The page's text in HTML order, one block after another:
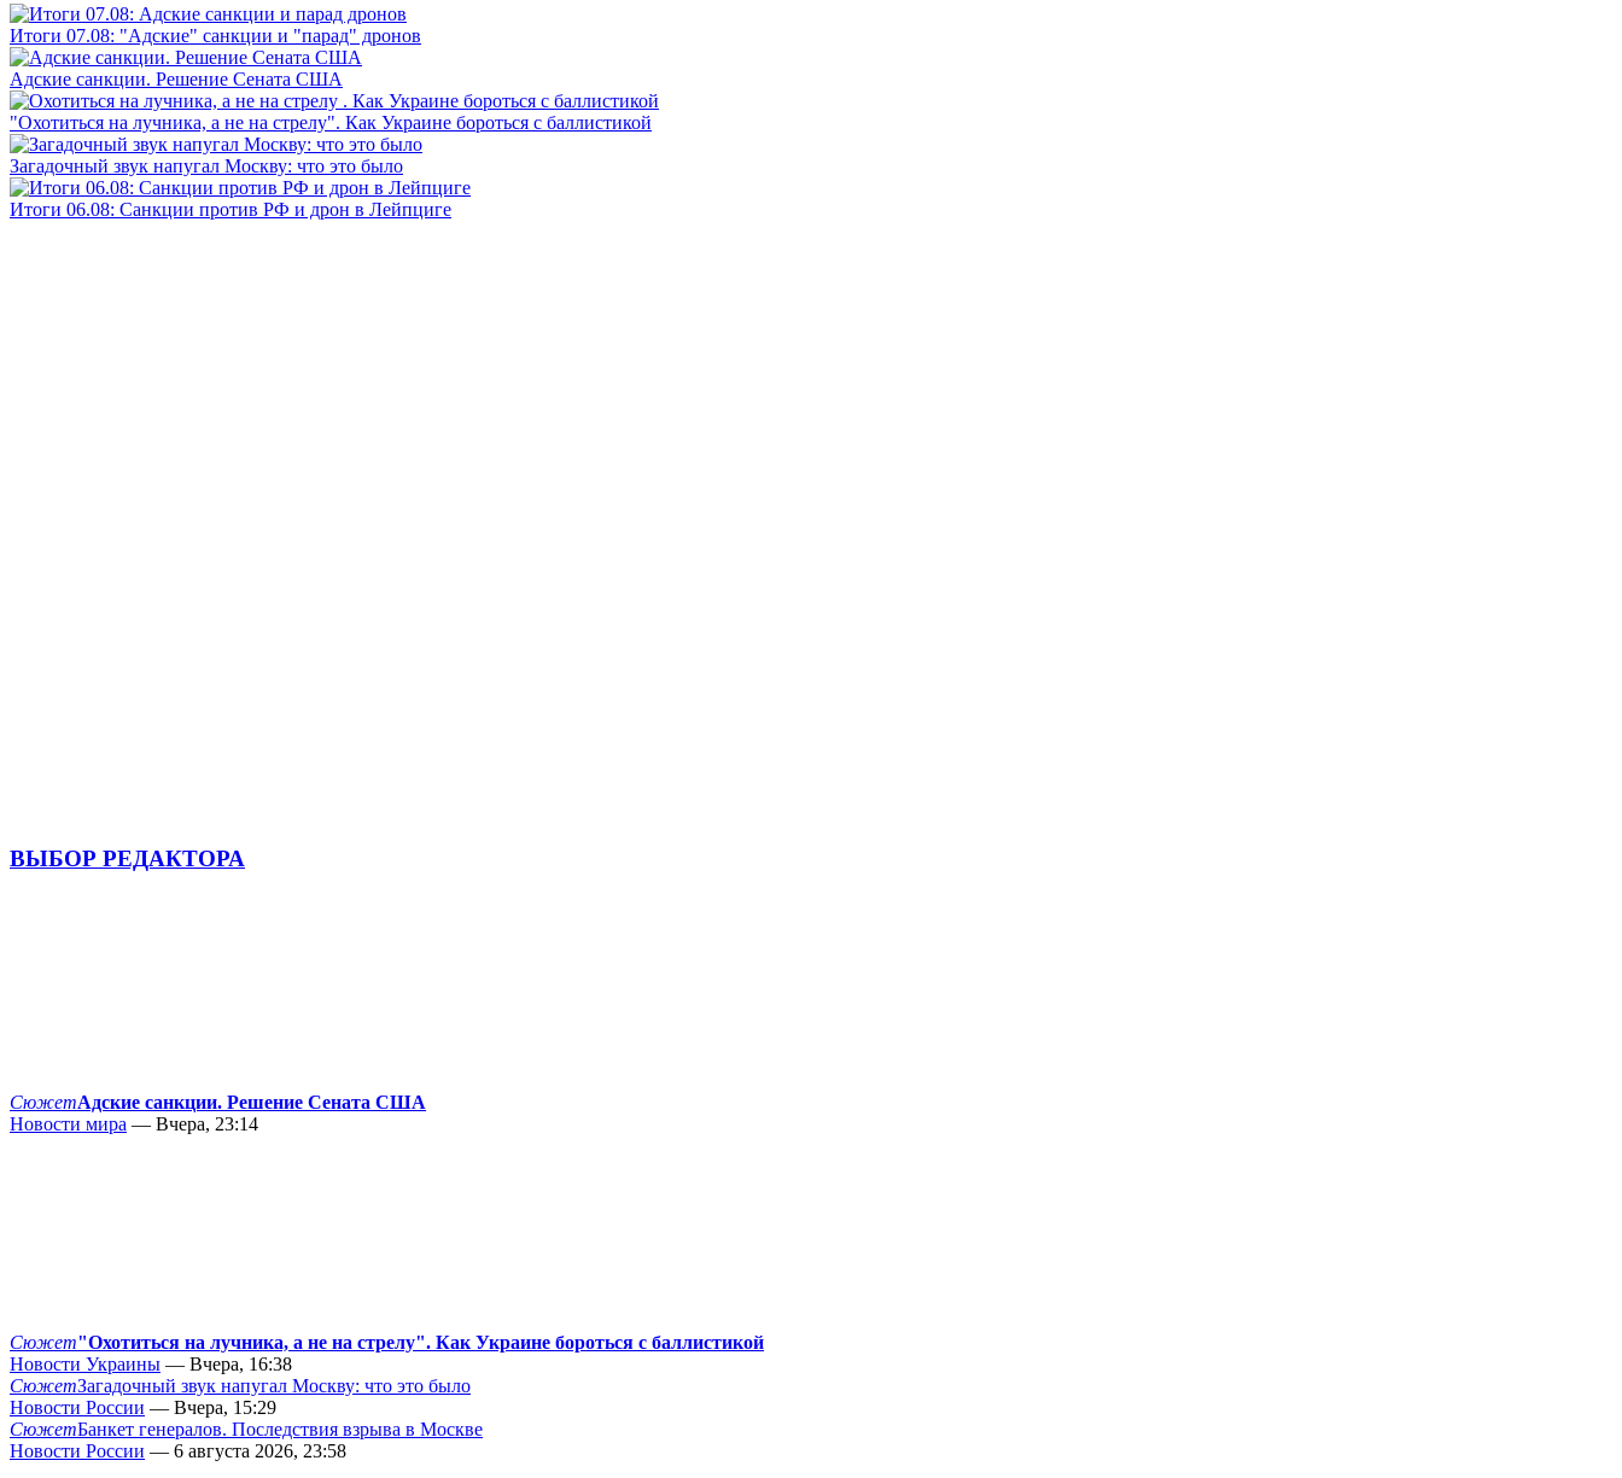
Итоги 07.08: "Адские" санкции и "парад" дронов
Адские санкции. Решение Сената США
"Охотиться на лучника, а не на стрелу". Как Украине бороться с баллистикой
Загадочный звук напугал Москву: что это было
Итоги 06.08: Санкции против РФ и дрон в Лейпциге
ВЫБОР РЕДАКТОРА
СюжетАдские санкции. Решение Сената США
Новости мира — Вчера, 23:14
Сюжет"Охотиться на лучника, а не на стрелу". Как Украине бороться с баллистикой
Новости Украины — Вчера, 16:38
СюжетЗагадочный звук напугал Москву: что это было
Новости России — Вчера, 15:29
СюжетБанкет генералов. Последствия взрыва в Москве
Новости России — 6 августа 2026, 23:58